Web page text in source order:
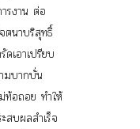
รงาน ต่อ
ตนาบริสุทธิ์
ดเอาเปรียบ
มบากบั่น
ท้อถอย ทำให้
สบผลสำเร็จ